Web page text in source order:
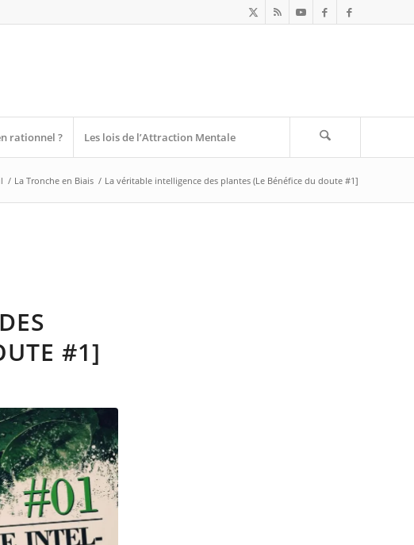
rationnel ? Les lois de l’Attraction Mentale
/ La Tronche en Biais / La véritable intelligence des plantes (Le Bénéfice du doute #1]
#1]